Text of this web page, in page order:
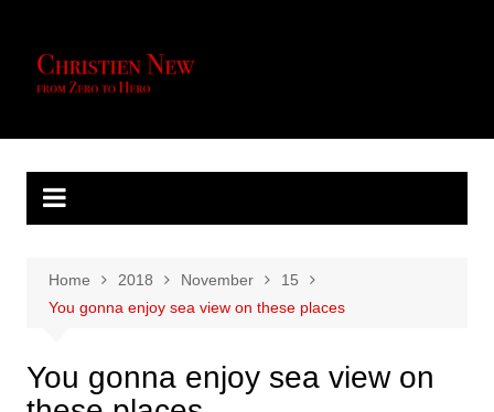
content
Home 2018 November
15
You gonna enjoy sea view on these places
You gonna enjoy sea view on